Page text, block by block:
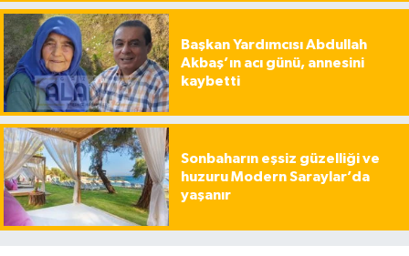
Başkan Yardımcısı Abdullah
Akbaş’ın acı günü, annesini
kaybetti
Sonbaharın eşsiz güzelliği ve
huzuru Modern Saraylar’da
yaşanır